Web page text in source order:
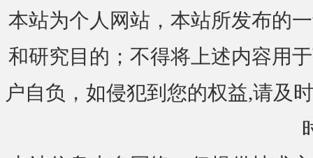
本站为个人网站，本站所发布的
和研究目的；不得将上述内容用
户自负，如侵犯到您的权益,请及